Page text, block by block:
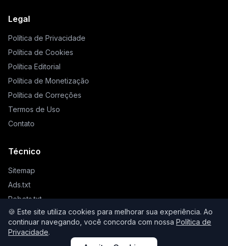
🍪 Este site utiliza cookies para melhorar sua experiência. Ao
continuar navegando, você concorda com nossa Política de
Privacidade.
Legal
Política de Privacidade
Política de Cookies
Política Editorial
Política de Monetização
Política de Correções
Termos de Uso
Contato
Técnico
Sitemap
Ads.txt
Robots.txt
Llms.txt